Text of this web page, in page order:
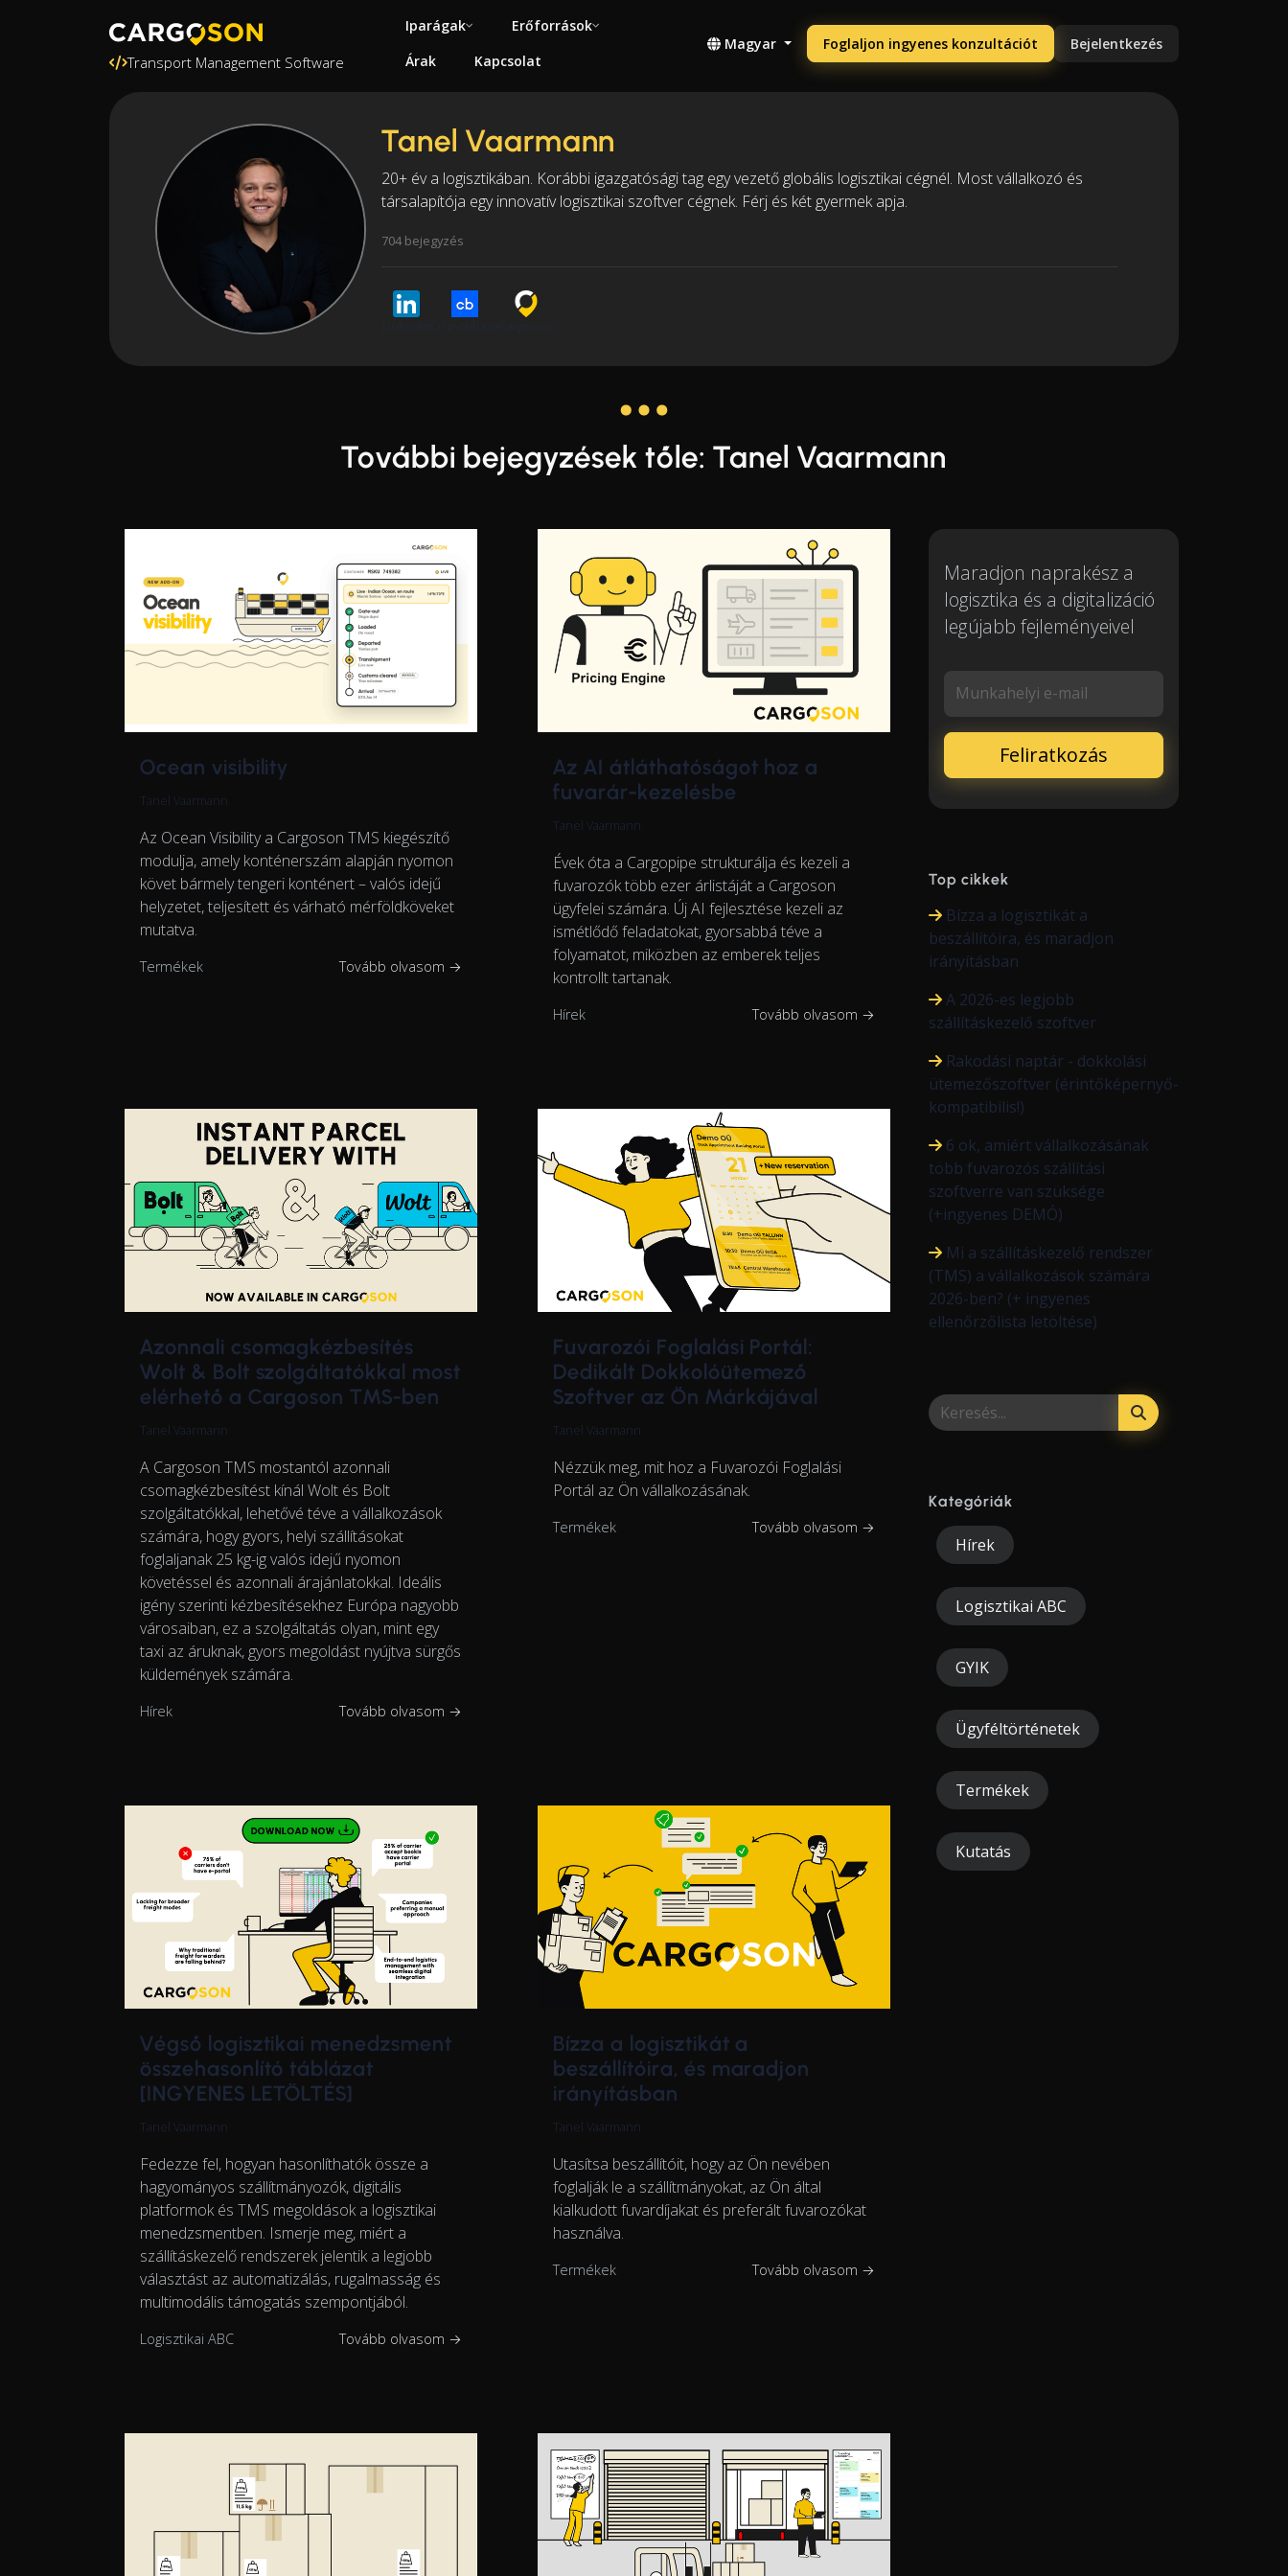
Transport Management Software
Iparágak
Erőforrások
Árak
Kapcsolat
Magyar Foglaljon ingyenes konzultációt Bejelentkezés
Tanel Vaarmann
20+ év a logisztikában. Korábbi igazgatósági tag egy vezető globális logisztikai cégnél. Most vállalkozó és
társalapítója egy innovatív logisztikai szoftver cégnek. Férj és két gyermek apja.
704 bejegyzés
További bejegyzések tőle: Tanel Vaarmann
Ocean visibility
Tanel Vaarmann
Az Ocean Visibility a Cargoson TMS kiegészítő
modulja, amely konténerszám alapján nyomon
követ bármely tengeri konténert – valós idejű
helyzetet, teljesített és várható mérföldköveket
mutatva.
Termékek Tovább olvasom →
Az AI átláthatóságot hoz a
fuvarár-kezelésbe
Tanel Vaarmann
Évek óta a Cargopipe strukturálja és kezeli a
fuvarozók több ezer árlistáját a Cargoson
ügyfelei számára. Új AI fejlesztése kezeli az
ismétlődő feladatokat, gyorsabbá téve a
folyamatot, miközben az emberek teljes
kontrollt tartanak.
Hírek Tovább olvasom →
Azonnali csomagkézbesítés
Wolt & Bolt szolgáltatókkal most
elérhető a Cargoson TMS-ben
Tanel Vaarmann
A Cargoson TMS mostantól azonnali
csomagkézbesítést kínál Wolt és Bolt
szolgáltatókkal, lehetővé téve a vállalkozások
számára, hogy gyors, helyi szállításokat
foglaljanak 25 kg-ig valós idejű nyomon
követéssel és azonnali árajánlatokkal. Ideális
igény szerinti kézbesítésekhez Európa nagyobb
városaiban, ez a szolgáltatás olyan, mint egy
taxi az áruknak, gyors megoldást nyújtva sürgős
küldemények számára.
Hírek Tovább olvasom →
Fuvarozói Foglalási Portál:
Dedikált Dokkolóütemező
Szoftver az Ön Márkájával
Tanel Vaarmann
Nézzük meg, mit hoz a Fuvarozói Foglalási
Portál az Ön vállalkozásának.
Termékek Tovább olvasom →
Végső logisztikai menedzsment
összehasonlító táblázat
[INGYENES LETÖLTÉS]
Tanel Vaarmann
Fedezze fel, hogyan hasonlíthatók össze a
hagyományos szállítmányozók, digitális
platformok és TMS megoldások a logisztikai
menedzsmentben. Ismerje meg, miért a
szállításkezelő rendszerek jelentik a legjobb
választást az automatizálás, rugalmasság és
multimodális támogatás szempontjából.
Logisztikai ABC Tovább olvasom →
Bízza a logisztikát a
beszállítóira, és maradjon
irányításban
Tanel Vaarmann
Utasítsa beszállítóit, hogy az Ön nevében
foglalják le a szállítmányokat, az Ön által
kialkudott fuvardíjakat és preferált fuvarozókat
használva.
Termékek Tovább olvasom →
Maradjon naprakész a
logisztika és a digitalizáció
legújabb fejleményeivel
Munkahelyi e-mail
Top cikkek
Bízza a logisztikát a
beszállítóira, és maradjon
irányításban
A 2026-es legjobb
szállításkezelő szoftver
Rakodási naptár - dokkolási
ütemezőszoftver (érintőképernyő-
kompatibilis!)
6 ok, amiért vállalkozásának
több fuvarozós szállítási
szoftverre van szüksége
(+ingyenes DEMÓ)
Mi a szállításkezelő rendszer
(TMS) a vállalkozások számára
2026-ben? (+ ingyenes
ellenőrzőlista letöltése)
Kategóriák
Hírek
Logisztikai ABC
GYIK
Ügyféltörténetek
Termékek
Kutatás